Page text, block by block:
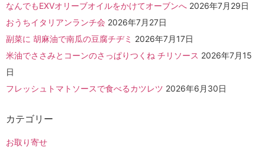
なんでもEXVオリーブオイルをかけてオーブンへ 2026年7月29日
おうちイタリアンランチ会 2026年7月27日
副菜に 胡麻油で南瓜の豆腐チヂミ 2026年7月17日
米油でささみとコーンのさっぱりつくね チリソース 2026年7月15
日
フレッシュトマトソースで食べるカツレツ 2026年6月30日
カテゴリー
お取り寄せ